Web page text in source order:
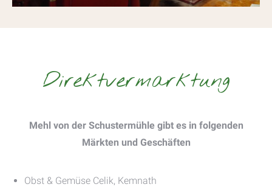
Direktvermarktung
Mehl von der Schustermühle gibt es in folgenden
Märkten und Geschäften
Obst & Gemüse Celik, Kemnath